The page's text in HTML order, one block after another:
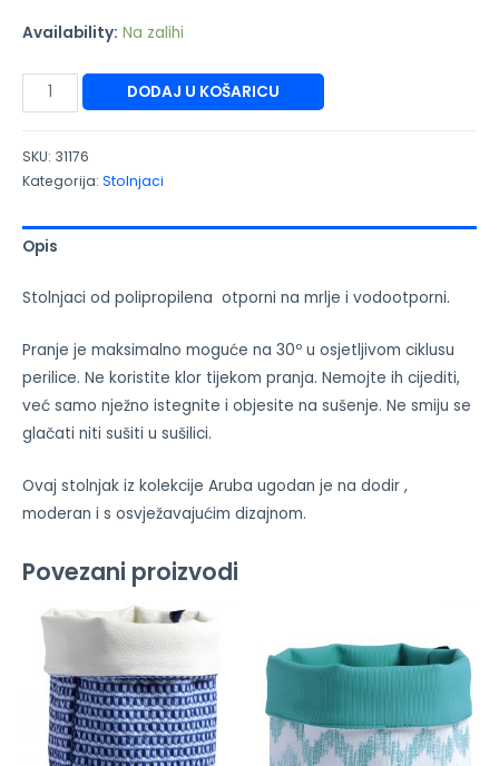
Availability: Na zalihi
DODAJ U KOŠARICU
SKU: 31176
Kategorija: Stolnjaci
Opis
Stolnjaci od polipropilena otporni na mrlje i vodootporni.
Pranje je maksimalno moguće na 30º u osjetljivom ciklusu
perilice. Ne koristite klor tijekom pranja. Nemojte ih cijediti,
već samo nježno istegnite i objesite na sušenje. Ne smiju se
glačati niti sušiti u sušilici.
Ovaj stolnjak iz kolekcije Aruba ugodan je na dodir ,
moderan i s osvježavajućim dizajnom.
Povezani proizvodi